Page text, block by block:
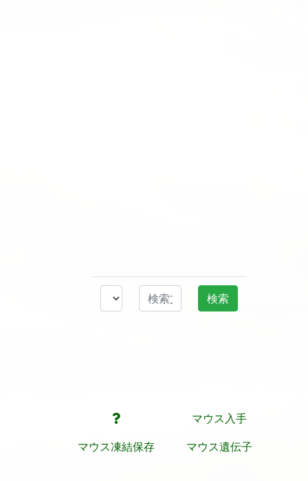
マウス入手
マウス凍結保存 マウス遺伝子